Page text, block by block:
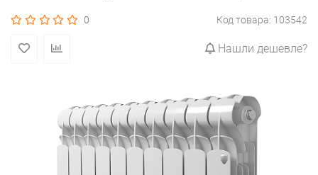
0 Код товара: 103542
Нашли дешевле?